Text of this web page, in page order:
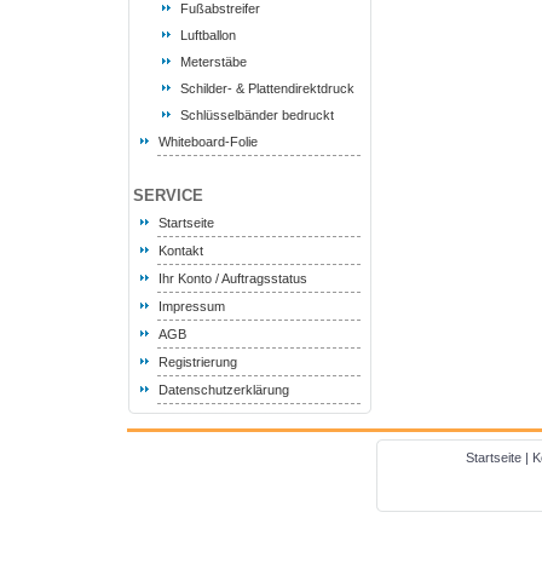
Fußabstreifer
Luftballon
Meterstäbe
Schilder- & Plattendirektdruck
Schlüsselbänder bedruckt
Whiteboard-Folie
SERVICE
Startseite
Kontakt
Ihr Konto / Auftragsstatus
Impressum
AGB
Registrierung
Datenschutzerklärung
Startseite |